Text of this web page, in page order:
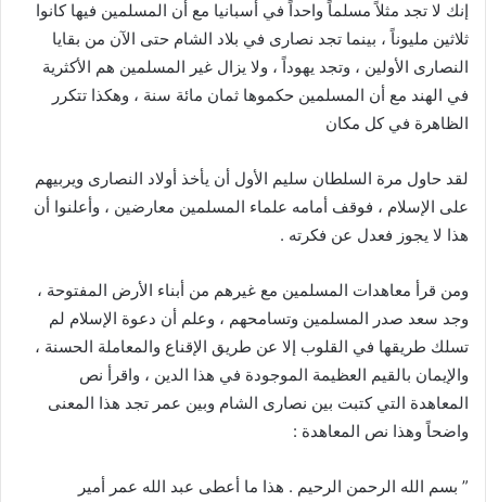
إنك لا تجد مثلاً مسلماً واحداً في أسبانيا مع أن المسلمين فيها كانوا
ثلاثين مليوناً ، بينما تجد نصارى في بلاد الشام حتى الآن من بقايا
النصارى الأولين ، وتجد يهوداً ، ولا يزال غير المسلمين هم الأكثرية
في الهند مع أن المسلمين حكموها ثمان مائة سنة ، وهكذا تتكرر
الظاهرة في كل مكان
لقد حاول مرة السلطان سليم الأول أن يأخذ أولاد النصارى ويربيهم
على الإسلام ، فوقف أمامه علماء المسلمين معارضين ، وأعلنوا أن
هذا لا يجوز فعدل عن فكرته .
ومن قرأ معاهدات المسلمين مع غيرهم من أبناء الأرض المفتوحة ،
وجد سعد صدر المسلمين وتسامحهم ، وعلم أن دعوة الإسلام لم
تسلك طريقها في القلوب إلا عن طريق الإقناع والمعاملة الحسنة ،
والإيمان بالقيم العظيمة الموجودة في هذا الدين ، واقرأ نص
المعاهدة التي كتبت بين نصارى الشام وبين عمر تجد هذا المعنى
واضحاً وهذا نص المعاهدة :
” بسم الله الرحمن الرحيم . هذا ما أعطى عبد الله عمر أمير